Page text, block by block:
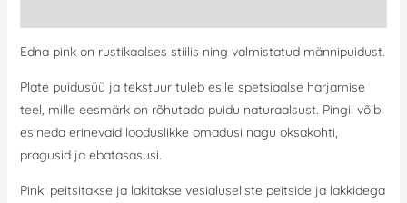
Edna pink on rustikaalses stiilis ning valmistatud männipuidust.
Plate puidusüü ja tekstuur tuleb esile spetsiaalse harjamise
teel, mille eesmärk on rõhutada puidu naturaalsust. Pingil võib
esineda erinevaid looduslikke omadusi nagu oksakohti,
pragusid ja ebatasasusi.
Pinki peitsitakse ja lakitakse vesialuseliste peitside ja lakkidega